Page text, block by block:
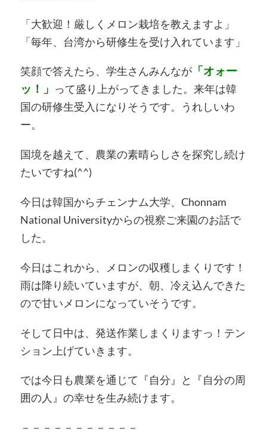
「大歓迎！厳しくメロン栽培を教えますよ」
「毎年、台湾から研修生を受け入れています」
笑顔で答えたら、学生さんみんなが「オォー
ッ！」 って盛り上がってきました。来年は韓
国の研修生受入になりそうです。うれしいわ
ー。
国境を越えて、農業の素晴らしさを探究し続け
たいですね(^^)
今日は韓国からチェンナム大学、Chonnam
National Universityからの視察ご来園のお話で
した。
今日はこれから、メロンの収穫しまくりです！
雨は降り続いていますが、朝、冷え込んできた
ので甘いメロンになっていそうです。
そして日中は、発送作業しまくりますっ！テン
ション上げていきます。
では今日も農業を通じて『自分』と『自分の周
囲の人』の幸せを生み続けます。
－－－－－－－－－－－